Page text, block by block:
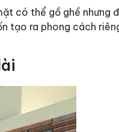
có thể gồ ghề nhưng
tạo ra phong cách